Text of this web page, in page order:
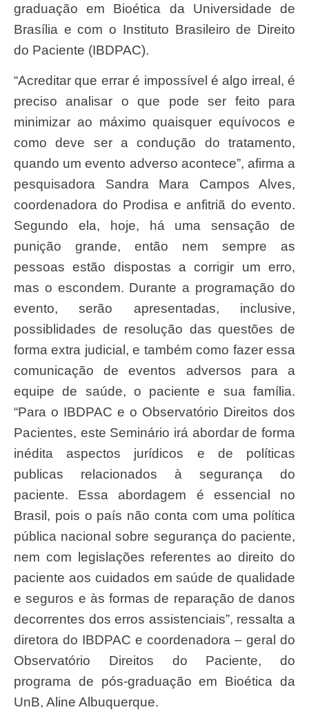
graduação em Bioética da Universidade de
Brasília e com o Instituto Brasileiro de Direito
do Paciente (IBDPAC).
“Acreditar que errar é impossível é algo irreal, é
preciso analisar o que pode ser feito para
minimizar ao máximo quaisquer equívocos e
como deve ser a condução do tratamento,
quando um evento adverso acontece”, afirma a
pesquisadora Sandra Mara Campos Alves,
coordenadora do Prodisa e anfitriã do evento.
Segundo ela, hoje, há uma sensação de
punição grande, então nem sempre as
pessoas estão dispostas a corrigir um erro,
mas o escondem. Durante a programação do
evento, serão apresentadas, inclusive,
possiblidades de resolução das questões de
forma extra judicial, e também como fazer essa
comunicação de eventos adversos para a
equipe de saúde, o paciente e sua família.
“Para o IBDPAC e o Observatório Direitos dos
Pacientes, este Seminário irá abordar de forma
inédita aspectos jurídicos e de políticas
publicas relacionados à segurança do
paciente. Essa abordagem é essencial no
Brasil, pois o país não conta com uma política
pública nacional sobre segurança do paciente,
nem com legislações referentes ao direito do
paciente aos cuidados em saúde de qualidade
e seguros e às formas de reparação de danos
decorrentes dos erros assistenciais”, ressalta a
diretora do IBDPAC e coordenadora – geral do
Observatório Direitos do Paciente, do
programa de pós-graduação em Bioética da
UnB, Aline Albuquerque.